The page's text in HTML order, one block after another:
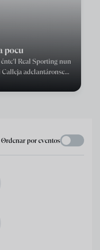
pocu
Real Sporting nun
adelantáronse
de la segunda parte
Ordenar por eventos